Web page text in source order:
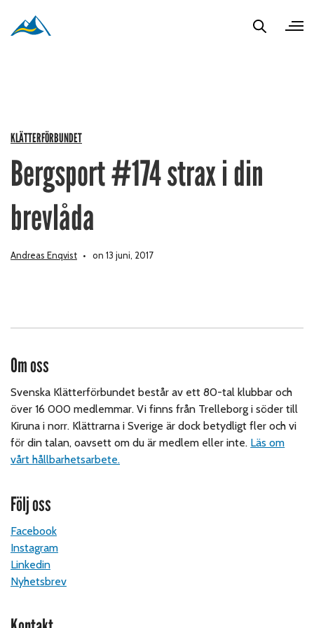
KLÄTTERFÖRBUNDET
Bergsport #174 strax i din
brevlåda
Andreas Enqvist on 13 juni, 2017
Om oss
Svenska Klätterförbundet består av ett 80-tal klubbar och
över 16 000 medlemmar. Vi finns från Trelleborg i söder till
Kiruna i norr. Klättrarna i Sverige är dock betydligt fler och vi
för din talan, oavsett om du är medlem eller inte. Läs om
vårt hållbarhetsarbete.
Följ oss
Facebook
Instagram
Linkedin
Nyhetsbrev